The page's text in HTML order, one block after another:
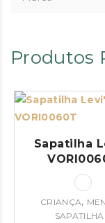
Produtos
Sapatilha
CRIANÇA,